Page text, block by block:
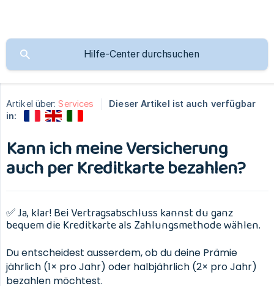
Artikel über: Services
Dieser Artikel ist auch verfügbar
in:
Kann ich meine Versicherung
auch per Kreditkarte bezahlen?
✅ Ja, klar! Bei Vertragsabschluss kannst du ganz
bequem die Kreditkarte als Zahlungsmethode wählen.
Du entscheidest ausserdem, ob du deine Prämie
jährlich (1× pro Jahr) oder halbjährlich (2× pro Jahr)
bezahlen möchtest.